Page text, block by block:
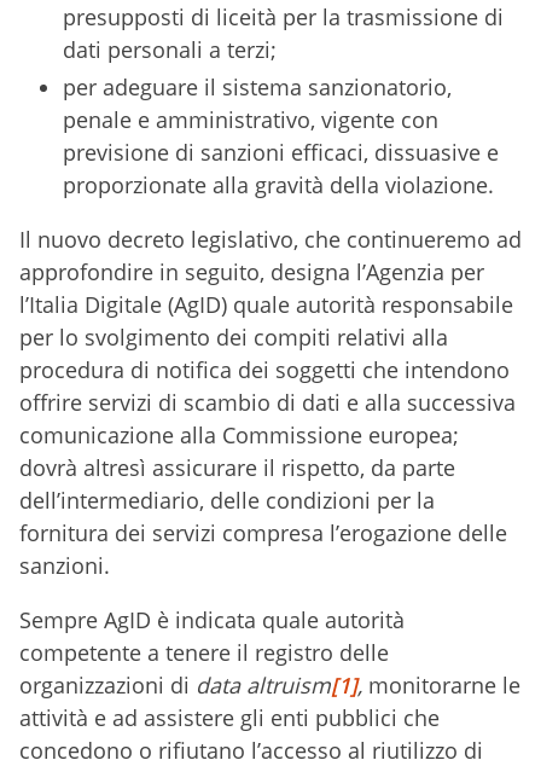
presupposti di liceità per la trasmissione di
dati personali a terzi;
per adeguare il sistema sanzionatorio,
penale e amministrativo, vigente con
previsione di sanzioni efficaci, dissuasive e
proporzionate alla gravità della violazione.
Il nuovo decreto legislativo, che continueremo ad
approfondire in seguito, designa l’Agenzia per
l’Italia Digitale (AgID) quale autorità responsabile
per lo svolgimento dei compiti relativi alla
procedura di notifica dei soggetti che intendono
offrire servizi di scambio di dati e alla successiva
comunicazione alla Commissione europea;
dovrà altresì assicurare il rispetto, da parte
dell’intermediario, delle condizioni per la
fornitura dei servizi compresa l’erogazione delle
sanzioni.
Sempre AgID è indicata quale autorità
competente a tenere il registro delle
organizzazioni di data altruism[1], monitorarne le
attività e ad assistere gli enti pubblici che
concedono o rifiutano l’accesso al riutilizzo di